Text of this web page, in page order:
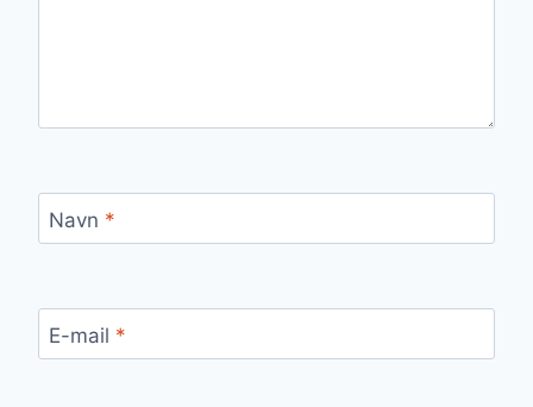
Navn *
E-mail *